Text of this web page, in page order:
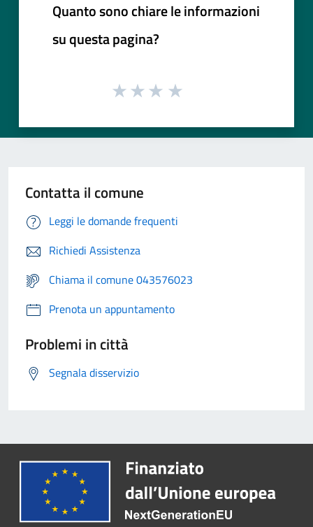
Quanto sono chiare le informazioni
su questa pagina?
Contatta il comune
Leggi le domande frequenti
Richiedi Assistenza
Chiama il comune 043576023
Prenota un appuntamento
Problemi in città
Segnala disservizio